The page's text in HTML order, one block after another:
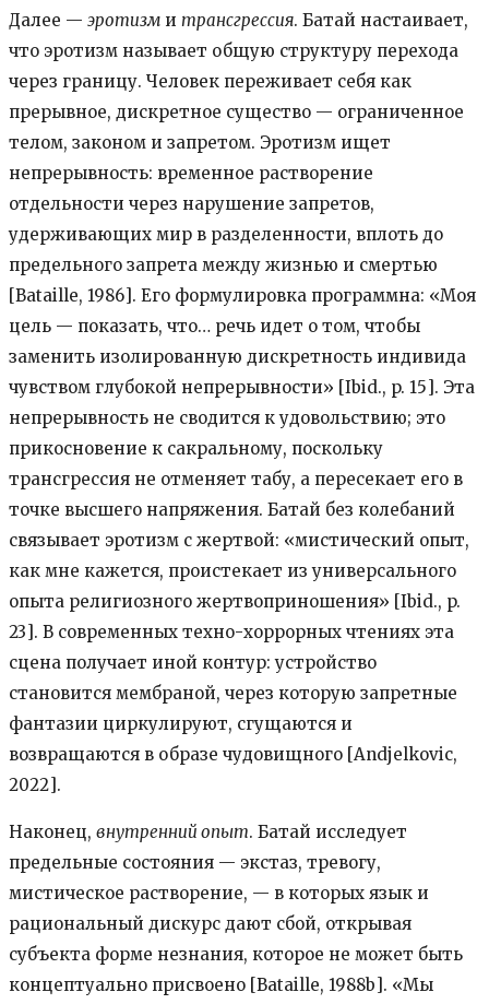
Далее — эротизм и трансгрессия. Батай настаивает,
что эротизм называет общую структуру перехода
через границу. Человек переживает себя как
прерывное, дискретное существо — ограниченное
телом, законом и запретом. Эротизм ищет
непрерывность: временное растворение
отдельности через нарушение запретов,
удерживающих мир в разделенности, вплоть до
предельного запрета между жизнью и смертью
[Bataille, 1986]. Его формулировка программна: «Моя
цель — показать, что… речь идет о том, чтобы
заменить изолированную дискретность индивида
чувством глубокой непрерывности» [Ibid., p. 15]. Эта
непрерывность не сводится к удовольствию; это
прикосновение к сакральному, поскольку
трансгрессия не отменяет табу, а пересекает его в
точке высшего напряжения. Батай без колебаний
связывает эротизм с жертвой: «мистический опыт,
как мне кажется, проистекает из универсального
опыта религиозного жертвоприношения» [Ibid., p.
23]. В современных техно-хоррорных чтениях эта
сцена получает иной контур: устройство
становится мембраной, через которую запретные
фантазии циркулируют, сгущаются и
возвращаются в образе чудовищного [Andjelkovic,
2022].
Наконец, внутренний опыт. Батай исследует
предельные состояния — экстаз, тревогу,
мистическое растворение, — в которых язык и
рациональный дискурс дают сбой, открывая
субъекта форме незнания, которое не может быть
концептуально присвоено [Bataille, 1988b]. «Мы